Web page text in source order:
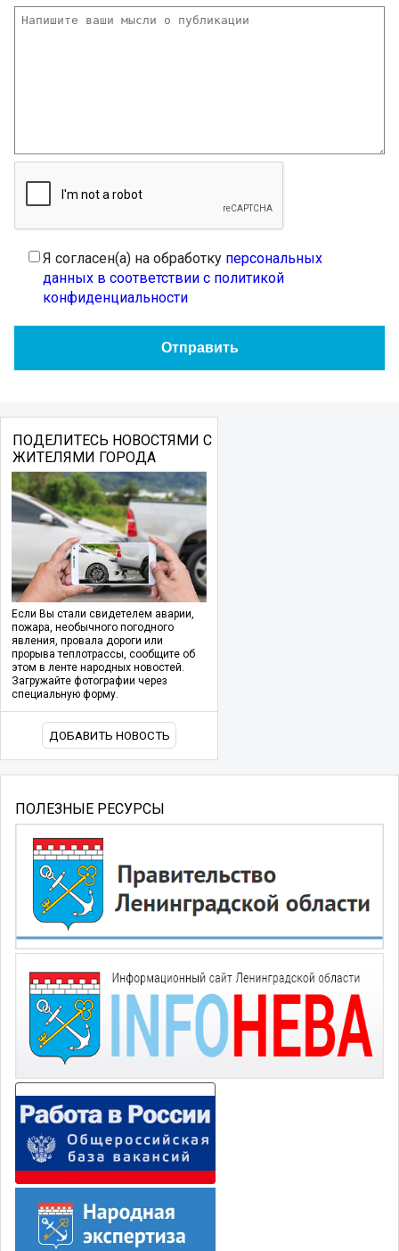
Я согласен(а) на обработку персональных
данных в соответствии с политикой
конфиденциальности
ПОДЕЛИТЕСЬ НОВОСТЯМИ С
ЖИТЕЛЯМИ ГОРОДА
Если Вы стали свидетелем аварии,
пожара, необычного погодного
явления, провала дороги или
прорыва теплотрассы, сообщите об
этом в ленте народных новостей.
Загружайте фотографии через
специальную форму.
ДОБАВИТЬ НОВОСТЬ
ПОЛЕЗНЫЕ РЕСУРСЫ